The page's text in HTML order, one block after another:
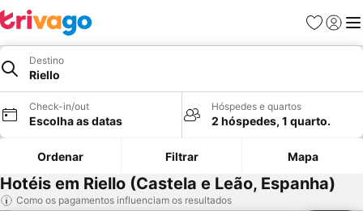
Favoritos
Iniciar
Destino
Riello
Check-in/out
Escolha as datas
Hóspedes e quartos
2 hóspedes, 1 quarto.
Ordenar Filtrar Mapa
Hotéis em Riello (Castela e Leão, Espanha)
Como os pagamentos influenciam os resultados